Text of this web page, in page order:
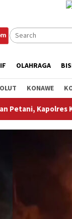
OLAHRAGA
KONAWE
Bersama